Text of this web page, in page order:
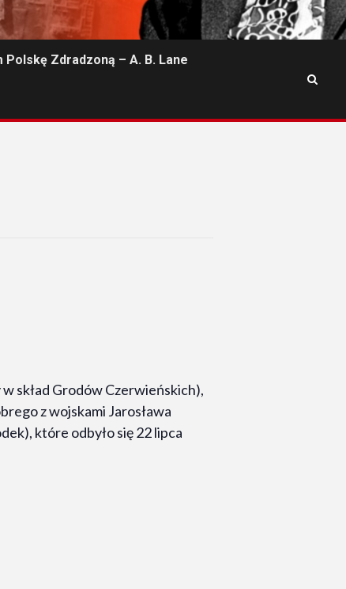
Polskę Zdradzoną – A. B. Lane
skład Grodów Czerwieńskich),
z wojskami Jarosława
które odbyło się 22 lipca